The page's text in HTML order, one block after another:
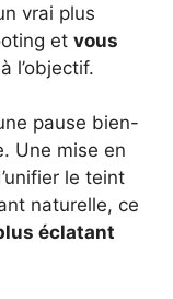
vrai plus
et vous
l’objectif.
pause bien-
Une mise en
le teint
naturelle, ce
éclatant